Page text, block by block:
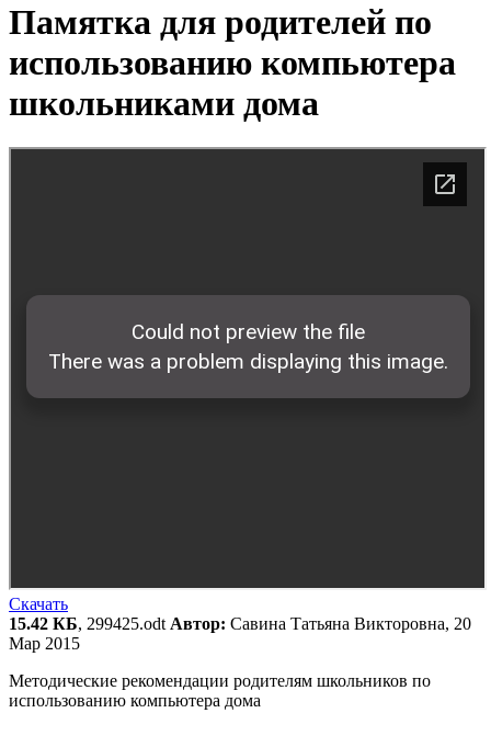
Памятка для родителей по
использованию компьютера
школьниками дома
Скачать
15.42 КБ, 299425.odt Автор: Савина Татьяна Викторовна, 20
Мар 2015
Методические рекомендации родителям школьников по
использованию компьютера дома